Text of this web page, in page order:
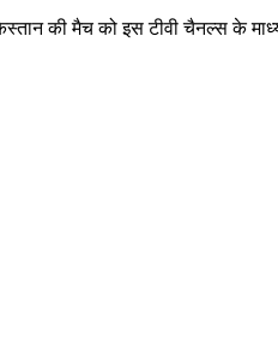
की मैच को इस टीवी चैनल्स के